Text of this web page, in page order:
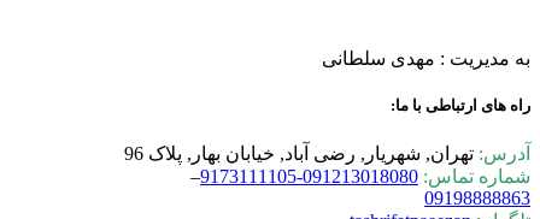
به مدیریت : مهدی سلطانی
راه های ارتباطی با ما:
آدرس: تهران, شهریار, رضی آباد, خیابان بهار, پلاک 96
شماره تماس:
091213018080-9173111105
–
09198888863